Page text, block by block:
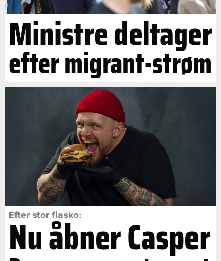
Ministre deltager
efter migrant-strøm
Efter stor fiasko:
Nu åbner Casper